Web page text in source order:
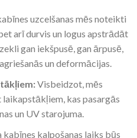
uzcelšanas mēs noteikti
arī durvis un logus apstrādāt
gan iekšpusē, gan ārpusē,
un deformācijas.
Visbeidzot, mēs
kas pasargās
un UV starojuma.
kalpošanas laiks būs